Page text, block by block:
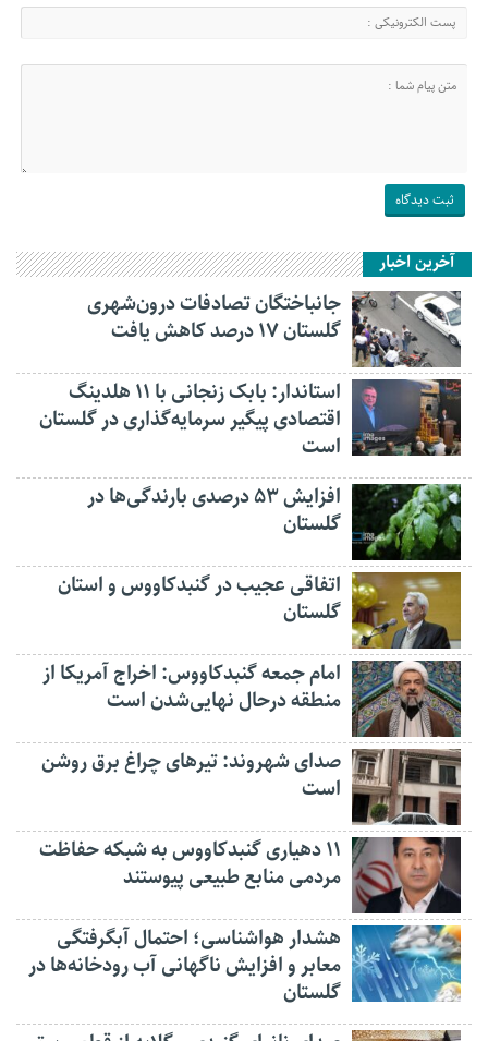
آخرین اخبار
جانباختگان تصادفات درون‌شهری
گلستان ۱۷ درصد کاهش یافت
استاندار: بابک زنجانی با ۱۱ هلدینگ
اقتصادی پیگیر سرمایه‌گذاری در گلستان
است
افزایش ۵۳ درصدی بارندگی‌ها در
گلستان
اتفاقی عجیب در‌ گنبدکاووس و استان
گلستان
امام جمعه گنبدکاووس: اخراج آمریکا از
منطقه درحال نهایی‌شدن است
صدای شهروند: تیرهای چراغ برق روشن
است
۱۱ دهیاری گنبدکاووس به شبکه حفاظت
مردمی منابع طبیعی پیوستند
هشدار هواشناسی؛ احتمال آبگرفتگی
معابر و افزایش ناگهانی آب رودخانه‌ها در
گلستان